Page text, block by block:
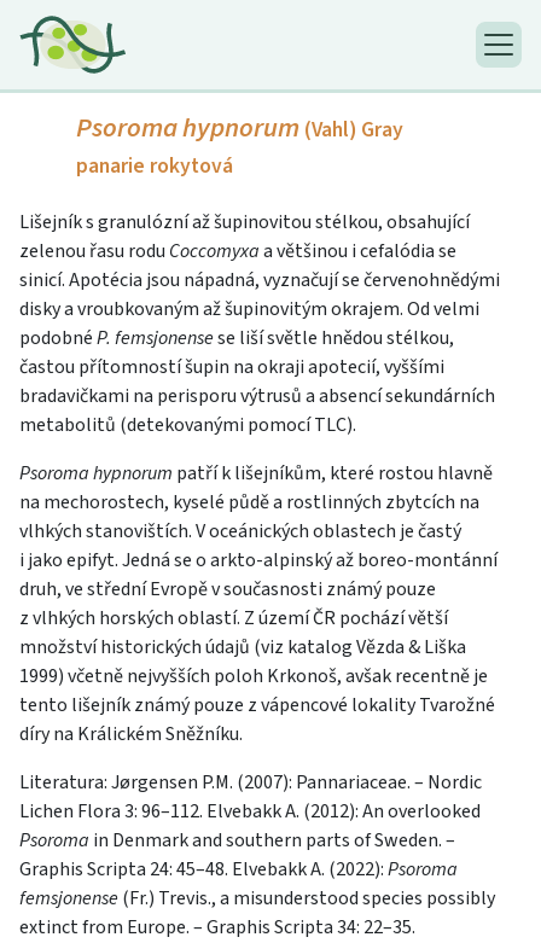
Psoroma hypnorum (Vahl) Gray
panarie rokytová
Lišejník s granulózní až šupinovitou stélkou, obsahující
zelenou řasu rodu Coccomyxaa většinou i cefalódia se
sinicí. Apotécia jsou nápadná, vyznačují se červenohnědými
disky a vroubkovaným až šupinovitým okrajem. Od velmi
podobnéP. femsjonensese liší světle hnědou stélkou,
častou přítomností šupin na okraji apotecií, vyššími
bradavičkami na perisporu výtrusů a absencí sekundárních
metabolitů (detekovanými pomocí TLC).
Psoroma hypnorum patří k lišejníkům, které rostou hlavně
na mechorostech, kyselé půdě a rostlinných zbytcích na
vlhkých stanovištích. V oceánických oblastech je častý
i jako epifyt. Jedná se o arkto-alpinský až boreo-montánní
druh, ve střední Evropě v současnosti známý pouze
z vlhkých horských oblastí. Z území ČR pochází větší
množství historických údajů (viz katalog Vězda & Liška
1999) včetně nejvyšších poloh Krkonoš, avšak recentně je
tento lišejník známý pouze z vápencové lokality Tvarožné
díry na Králickém Sněžníku.
Literatura: Jørgensen P.M. (2007): Pannariaceae. – Nordic
Lichen Flora 3: 96–112. Elvebakk A. (2012): An overlooked
Psoroma in Denmark and southern parts of Sweden. –
Graphis Scripta 24: 45–48. Elvebakk A. (2022):Psoroma
femsjonense(Fr.) Trevis., a misunderstood species possibly
extinct from Europe. – Graphis Scripta 34: 22–35.